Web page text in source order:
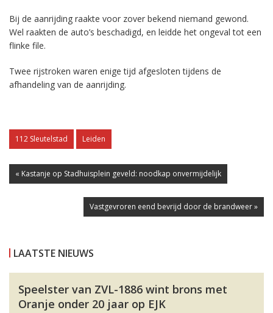
Bij de aanrijding raakte voor zover bekend niemand gewond.
Wel raakten de auto’s beschadigd, en leidde het ongeval tot een
flinke file.
Twee rijstroken waren enige tijd afgesloten tijdens de
afhandeling van de aanrijding.
112 Sleutelstad Leiden
« Kastanje op Stadhuisplein geveld: noodkap onvermijdelijk
Vastgevroren eend bevrijd door de brandweer »
LAATSTE NIEUWS
Speelster van ZVL-1886 wint brons met
Oranje onder 20 jaar op EJK